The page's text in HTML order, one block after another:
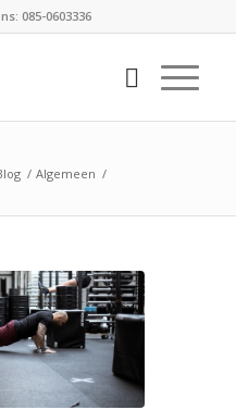
085-0603336
/ Algemeen /